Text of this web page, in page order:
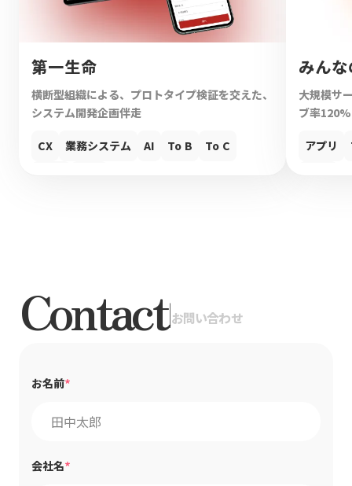
第一生命
横断型組織による、プロトタイプ検証を交えた、
システム開発企画伴走
CX 業務システム AI To B
To C
みん
大規模サ
ブ率
アプリ
Contact|お問い合わせ
お名前*
会社名*